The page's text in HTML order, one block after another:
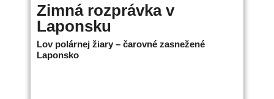
Zimná rozprávka v
Laponsku
Lov polárnej žiary – čarovné zasnežené
Laponsko